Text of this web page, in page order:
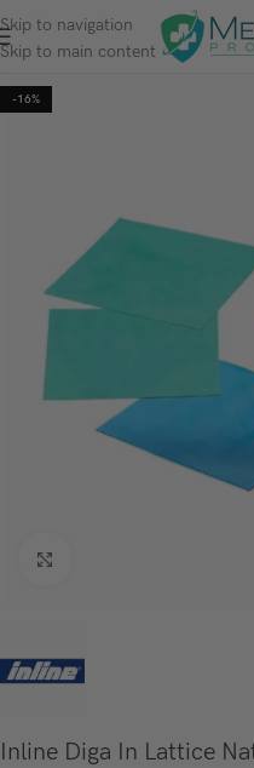
Skip to navigation
Skip to main content
-16%
Inline Diga In Lattice